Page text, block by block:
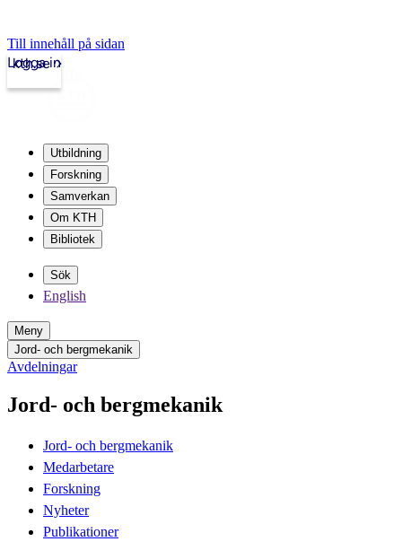
Till innehåll på sidan
kth.se
Logga in
Utbildning
Forskning
Samverkan
Om KTH
Bibliotek
Sök
English
Meny
Jord- och bergmekanik
Avdelningar
Jord- och bergmekanik
Jord- och bergmekanik
Medarbetare
Forskning
Nyheter
Publikationer